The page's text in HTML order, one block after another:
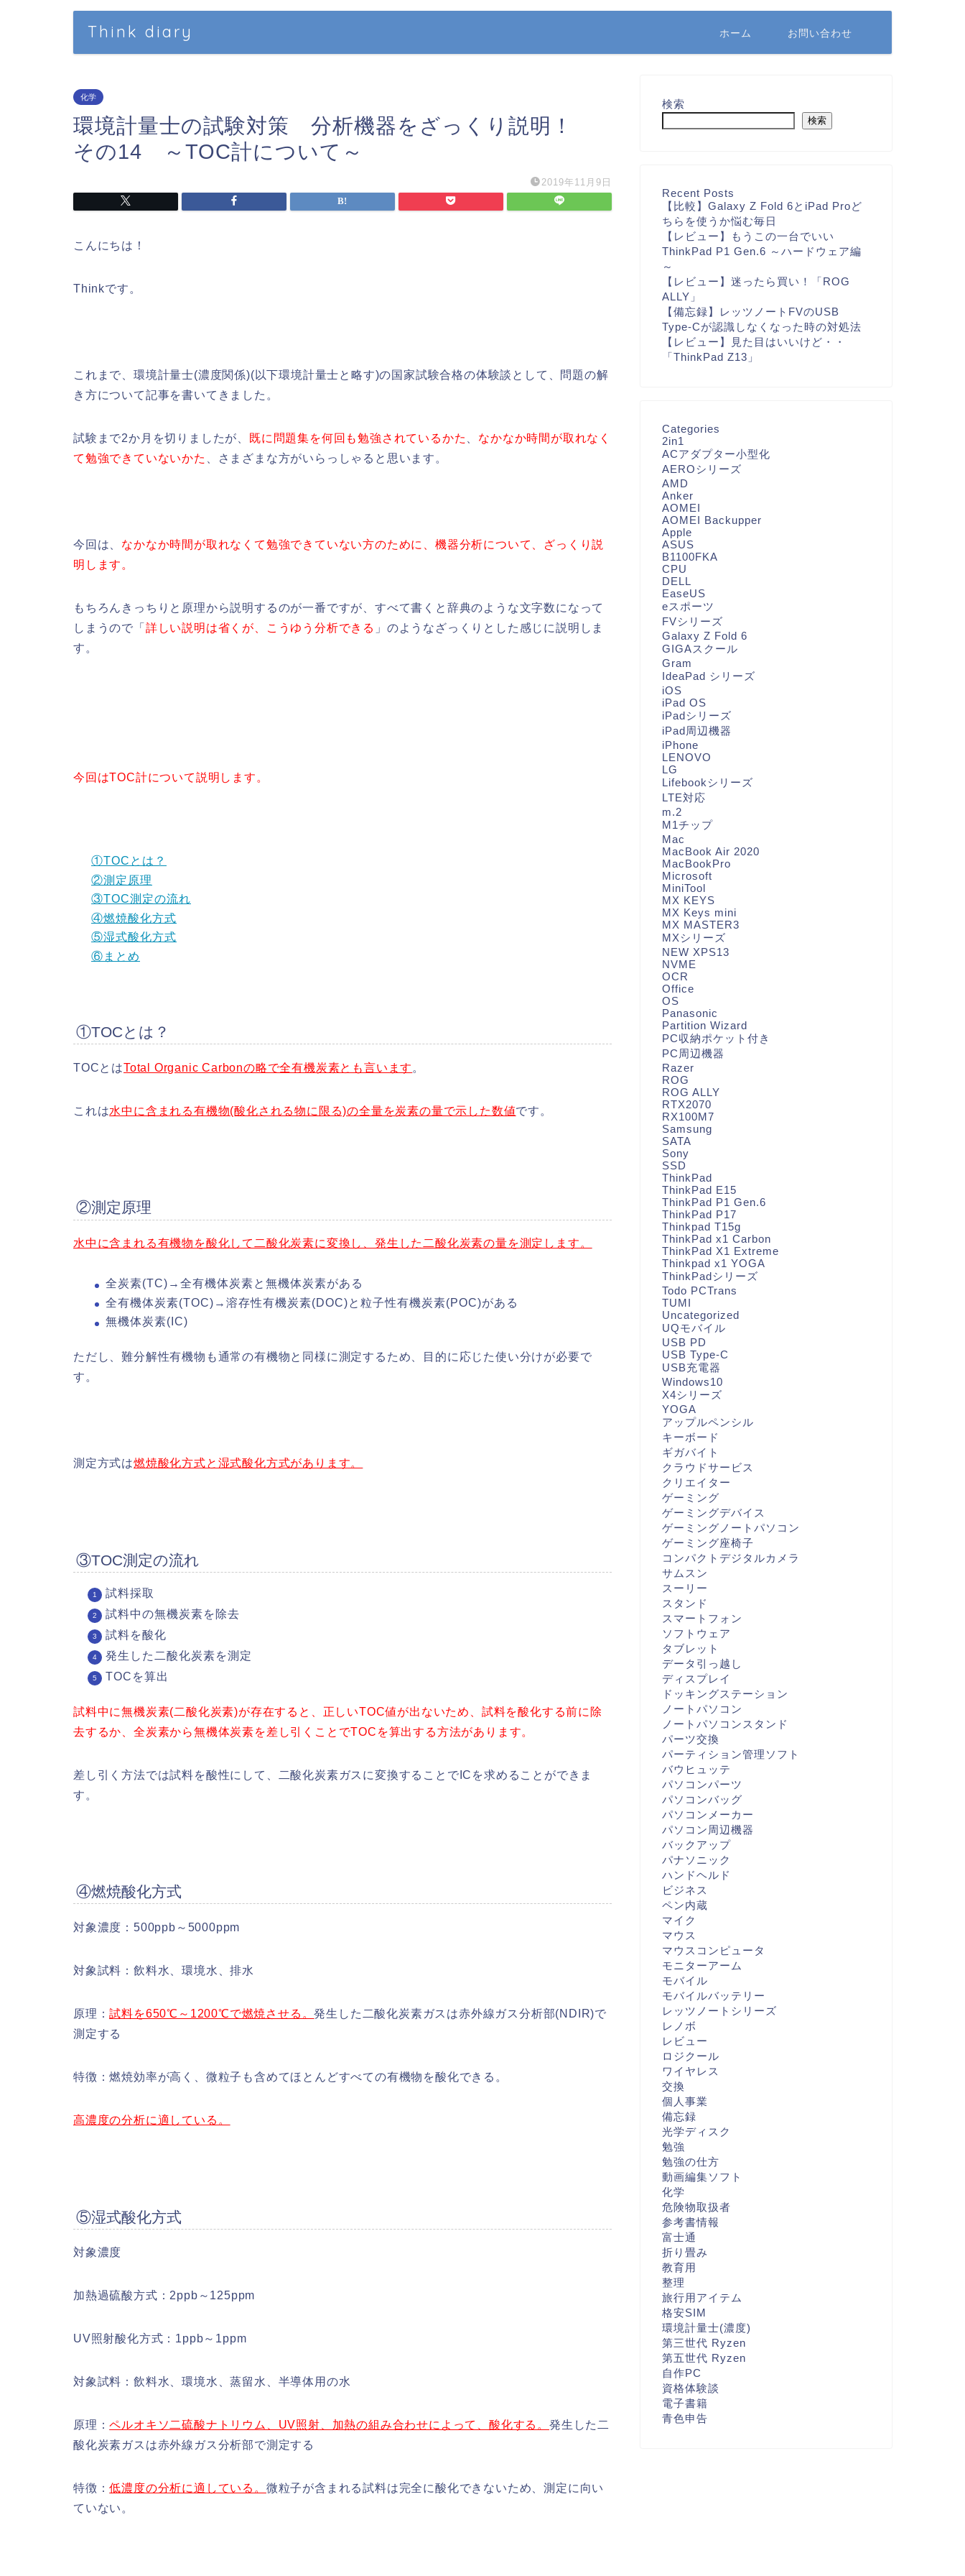
Think diary ホーム お問い合わせ
化学
環境計量士の試験対策 分析機器をざっくり説明！
その14 ～TOC計について～
2019年11月9日
こんにちは！
Thinkです。
これまで、環境計量士(濃度関係)(以下環境計量士と略す)の国家試験合格の体験談として、問題の解
き方について記事を書いてきました。
試験まで2か月を切りましたが、 既に問題集を何回も勉強されているかた
なかなか時間が取れなく
て勉強できていないかた
、さまざまな方がいらっしゃると思います。
今回は、 なかなか時間が取れなくて勉強できていない方のために、機器分析について、ざっくり説
明します。
もちろんきっちりと原理から説明するのが一番ですが、すべて書くと辞典のような文字数になって
しまうので「 詳しい説明は省くが、こうゆう分析できる 」のようなざっくりとした感じに説明しま
す。
今回はTOC計について説明します。
①TOCとは？
②測定原理
③TOC測定の流れ
④燃焼酸化方式
⑤湿式酸化方式
⑥まとめ
①TOCとは？
TOCとはTotal Organic Carbonの略で全有機炭素とも言います 。
これは水中に含まれる有機物(酸化される物に限る)の全量を炭素の量で示した数値です。
②測定原理
水中に含まれる有機物を酸化して二酸化炭素に変換し、発生した二酸化炭素の量を測定します。
全炭素(TC)→全有機体炭素と無機体炭素がある
全有機体炭素(TOC)→溶存性有機炭素(DOC)と粒子性有機炭素(POC)がある
無機体炭素(IC)
ただし、難分解性有機物も通常の有機物と同様に測定するため、目的に応じた使い分けが必要で
す。
測定方式は燃焼酸化方式と湿式酸化方式があります。
③TOC測定の流れ
試料採取
試料中の無機炭素を除去
試料を酸化
発生した二酸化炭素を測定
TOCを算出
試料中に無機炭素(二酸化炭素)が存在すると、正しいTOC値が出ないため、試料を酸化する前に除
去するか、全炭素から無機体炭素を差し引くことでTOCを算出する方法があります。
差し引く方法では試料を酸性にして、二酸化炭素ガスに変換することでICを求めることができま
す。
④燃焼酸化方式
対象濃度：500ppb～5000ppm
対象試料：飲料水、環境水、排水
原理：試料を650℃～1200℃で燃焼させる。発生した二酸化炭素ガスは赤外線ガス分析部(NDIR)で
測定する
特徴：燃焼効率が高く、微粒子も含めてほとんどすべての有機物を酸化できる。
高濃度の分析に適している。
⑤湿式酸化方式
対象濃度
加熱過硫酸方式：2ppb～125ppm
UV照射酸化方式：1ppb～1ppm
対象試料：飲料水、環境水、蒸留水、半導体用の水
原理：ペルオキソ二硫酸ナトリウム、UV照射、加熱の組み合わせによって、酸化する。発生した二
酸化炭素ガスは赤外線ガス分析部で測定する
特徴：低濃度の分析に適している。 微粒子が含まれる試料は完全に酸化できないため、測定に向い
ていない。
検索
検索
Recent Posts
【比較】Galaxy Z Fold 6とiPad Proど
ちらを使うか悩む毎日
【レビュー】もうこの一台でいい
ThinkPad P1 Gen.6 ～ハードウェア編
～
【レビュー】迷ったら買い！「ROG
ALLY」
【備忘録】レッツノートFVのUSB
Type-Cが認識しなくなった時の対処法
【レビュー】見た目はいいけど・・
「ThinkPad Z13」
Categories
2in1
ACアダプター小型化
AEROシリーズ
AMD
Anker
AOMEI
AOMEI Backupper
Apple
ASUS
B1100FKA
CPU
DELL
EaseUS
eスポーツ
FVシリーズ
Galaxy Z Fold 6
GIGAスクール
Gram
IdeaPad シリーズ
iOS
iPad OS
iPadシリーズ
iPad周辺機器
iPhone
LENOVO
LG
Lifebookシリーズ
LTE対応
m.2
M1チップ
Mac
MacBook Air 2020
MacBookPro
Microsoft
MiniTool
MX KEYS
MX Keys mini
MX MASTER3
MXシリーズ
NEW XPS13
NVME
OCR
Office
OS
Panasonic
Partition Wizard
PC収納ポケット付き
PC周辺機器
Razer
ROG
ROG ALLY
RTX2070
RX100M7
Samsung
SATA
Sony
SSD
ThinkPad
ThinkPad E15
ThinkPad P1 Gen.6
ThinkPad P17
Thinkpad T15g
ThinkPad x1 Carbon
ThinkPad X1 Extreme
Thinkpad x1 YOGA
ThinkPadシリーズ
Todo PCTrans
TUMI
Uncategorized
UQモバイル
USB PD
USB Type-C
USB充電器
Windows10
X4シリーズ
YOGA
アップルペンシル
キーボード
ギガバイト
クラウドサービス
クリエイター
ゲーミング
ゲーミングデバイス
ゲーミングノートパソコン
ゲーミング座椅子
コンパクトデジタルカメラ
サムスン
スーリー
スタンド
スマートフォン
ソフトウェア
タブレット
データ引っ越し
ディスプレイ
ドッキングステーション
ノートパソコン
ノートパソコンスタンド
パーツ交換
パーティション管理ソフト
バウヒュッテ
パソコンパーツ
パソコンバッグ
パソコンメーカー
パソコン周辺機器
バックアップ
パナソニック
ハンドヘルド
ビジネス
ペン内蔵
マイク
マウス
マウスコンピュータ
モニターアーム
モバイル
モバイルバッテリー
レッツノートシリーズ
レノボ
レビュー
ロジクール
ワイヤレス
交換
個人事業
備忘録
光学ディスク
勉強
勉強の仕方
動画編集ソフト
化学
危険物取扱者
参考書情報
富士通
折り畳み
教育用
整理
旅行用アイテム
格安SIM
環境計量士(濃度)
第三世代 Ryzen
第五世代 Ryzen
自作PC
資格体験談
電子書籍
青色申告